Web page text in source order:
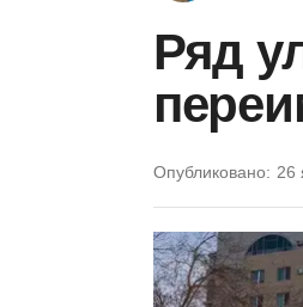
Ряд
Опубликовано: 26